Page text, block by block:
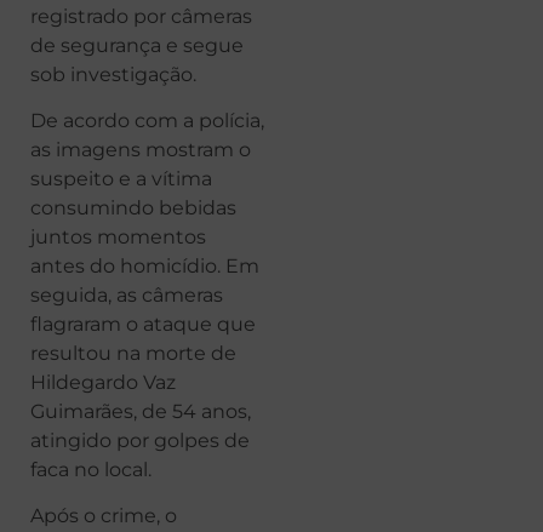
registrado por câmeras
de segurança e segue
sob investigação.
De acordo com a polícia,
as imagens mostram o
suspeito e a vítima
consumindo bebidas
juntos momentos
antes do homicídio. Em
seguida, as câmeras
flagraram o ataque que
resultou na morte de
Hildegardo Vaz
Guimarães, de 54 anos,
atingido por golpes de
faca no local.
Após o crime, o